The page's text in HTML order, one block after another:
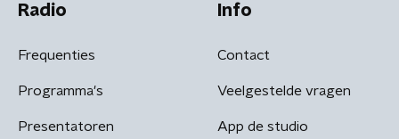
Radio
Frequenties
Programma's
Presentatoren
Info
Contact
Veelgestelde vragen
App de studio